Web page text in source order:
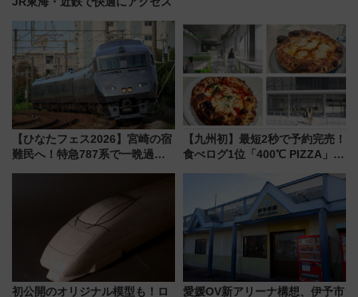
【ひなたフェス2026】宮崎の宿
難民へ！特急787系で一晩過ご
【九州初】最短2秒で予約完売！
食べログ1位「400℃ PIZZA」が
プン。もつ鍋風など限定メニュ
初公開のオリジナル模型も！ロ
愛媛OV新アリーナ構想、伊予市